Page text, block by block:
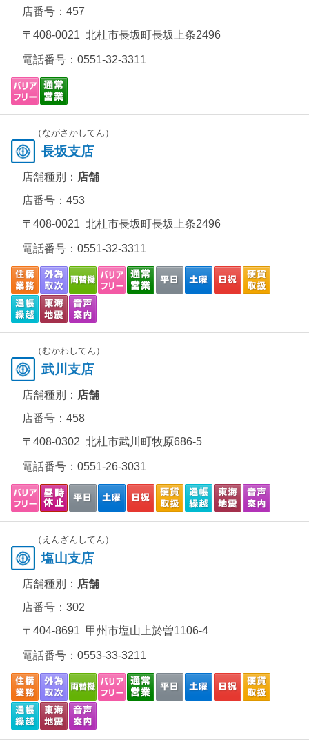
店番号：457
〒408-0021 北杜市長坂町長坂上条2496
電話番号： 0551-32-3311
（ながさかしてん）
長坂支店
店舗種別： 店舗
店番号：453
〒408-0021 北杜市長坂町長坂上条2496
電話番号： 0551-32-3311
（むかわしてん）
武川支店
店舗種別： 店舗
店番号：458
〒408-0302 北杜市武川町牧原686-5
電話番号： 0551-26-3031
（えんざんしてん）
塩山支店
店舗種別： 店舗
店番号：302
〒404-8691 甲州市塩山上於曽1106-4
電話番号： 0553-33-3211